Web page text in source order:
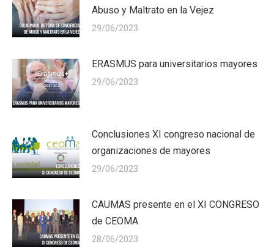
Abuso y Maltrato en la Vejez
29/06/2023
ERASMUS para universitarios mayores
29/06/2023
Conclusiones XI congreso nacional de
organizaciones de mayores
29/06/2023
CAUMAS presente en el XI CONGRESO
de CEOMA
28/06/2023